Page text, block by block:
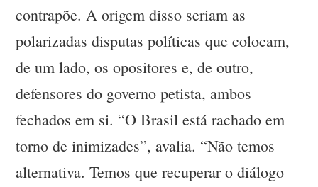
contrapõe. A origem disso seriam as
polarizadas disputas políticas que colocam,
de um lado, os opositores e, de outro,
defensores do governo petista, ambos
fechados em si. “O Brasil está rachado em
torno de inimizades”, avalia. “Não temos
alternativa. Temos que recuperar o diálogo